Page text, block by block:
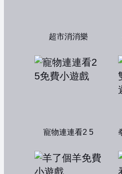
超市消消樂
寵物連連看2 5